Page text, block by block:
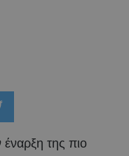
έναρξη της πιο